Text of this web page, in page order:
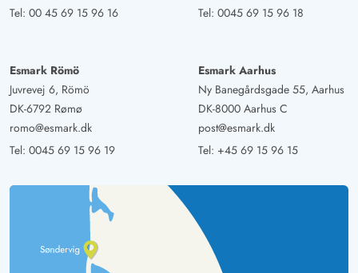
Tel: 00 45 69 15 96 16
Tel: 0045 69 15 96 18
Esmark Römö
Juvrevej 6, Römö
DK-6792 Rømø
romo@esmark.dk
Tel: 0045 69 15 96 19
Esmark Aarhus
Ny Banegårdsgade 55, Aarhus
DK-8000 Aarhus C
post@esmark.dk
Tel: +45 69 15 96 15